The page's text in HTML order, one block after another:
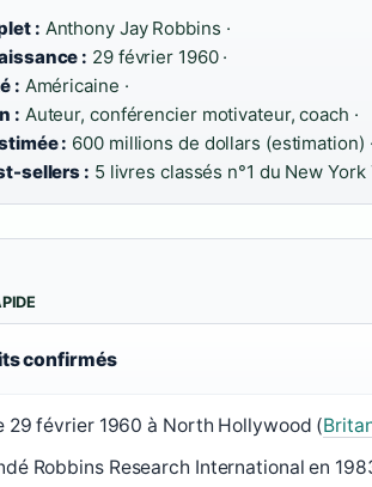
: Anthony Jay Robbins ·
: 29 février 1960 ·
: Américaine ·
: Auteur, conférencier motivateur, coach ·
: 600 millions de dollars (estimation)
sellers : 5 livres classés n°1 du New York
confirmés
29 février 1960 à North Hollywood (
Robbins Research International en